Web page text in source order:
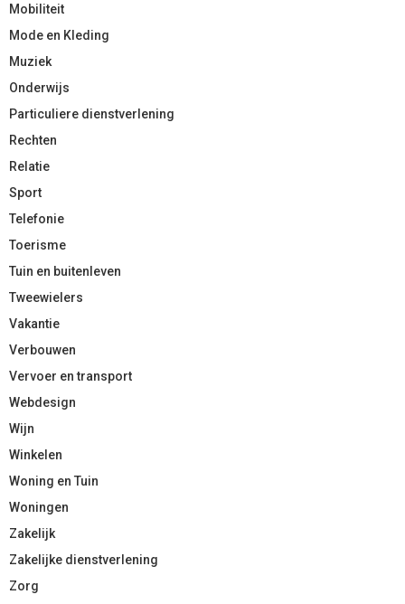
Mobiliteit
Mode en Kleding
Muziek
Onderwijs
Particuliere dienstverlening
Rechten
Relatie
Sport
Telefonie
Toerisme
Tuin en buitenleven
Tweewielers
Vakantie
Verbouwen
Vervoer en transport
Webdesign
Wijn
Winkelen
Woning en Tuin
Woningen
Zakelijk
Zakelijke dienstverlening
Zorg